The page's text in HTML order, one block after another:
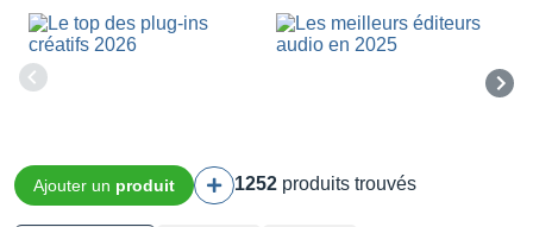
Ajouter un produit 1252 produits trouvés